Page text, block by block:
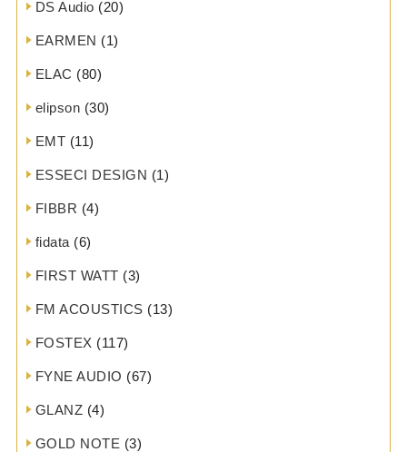
DS Audio (20)
EARMEN (1)
ELAC (80)
elipson (30)
EMT (11)
ESSECI DESIGN (1)
FIBBR (4)
fidata (6)
FIRST WATT (3)
FM ACOUSTICS (13)
FOSTEX (117)
FYNE AUDIO (67)
GLANZ (4)
GOLD NOTE (3)